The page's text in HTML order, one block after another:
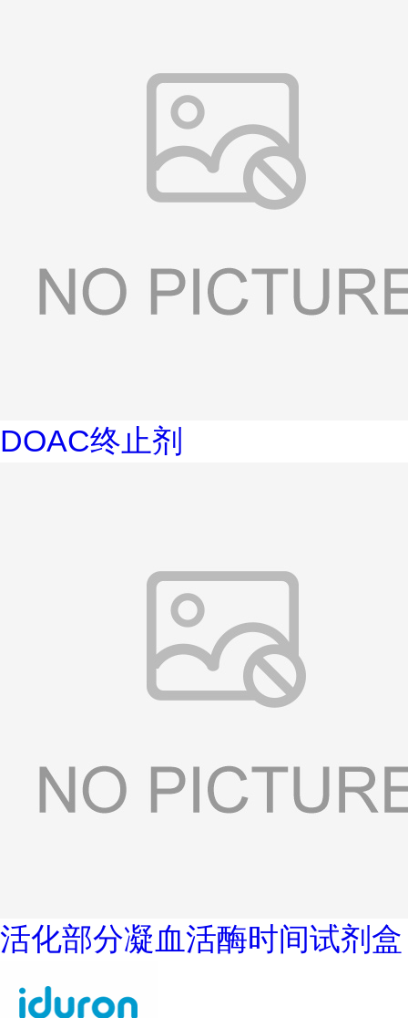
DOAC终止剂
活化部分凝血活酶时间试剂盒